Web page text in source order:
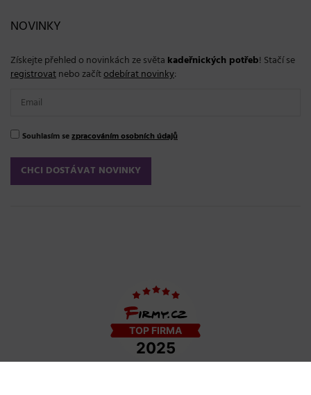
NOVINKY
Získejte přehled o novinkách ze světa kadeřnických potřeb! Stačí se
registrovatnebo začítodebírat novinky:
Souhlasím sezpracováním osobních údajů